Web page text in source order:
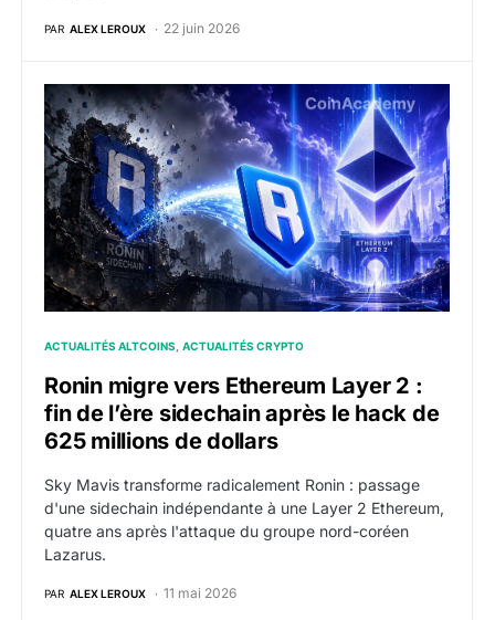
PAR ALEX LEROUX 22 juin 2026
Ronin migre vers Ethereum Layer 2 : fin de l’ère
ACTUALITÉS ALTCOINS ACTUALITÉS CRYPTO
Ronin migre vers Ethereum Layer 2 :
fin de l’ère sidechain après le hack de
625 millions de dollars
Sky Mavis transforme radicalement Ronin : passage
d'une sidechain indépendante à une Layer 2 Ethereum,
quatre ans après l'attaque du groupe nord-coréen
Lazarus.
PAR ALEX LEROUX 11 mai 2026